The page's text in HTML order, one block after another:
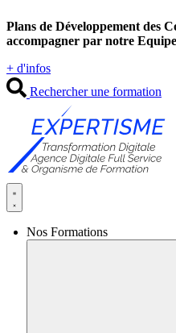
au
contenu
Plans de Développement des
accompagner par notre
+ d'infos
Rechercher une formation
Nos Formations